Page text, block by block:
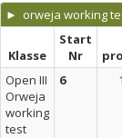
► orweja working
Klasse
Start
Nr
Open III
Orweja
working
test
6